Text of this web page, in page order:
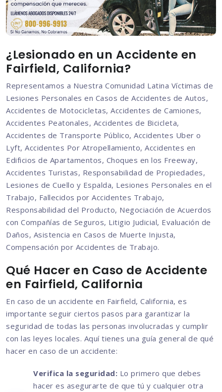
¿Lesionado en un Accidente en
Fairfield, California?
Representamos a Nuestra Comunidad Latina Víctimas de
Lesiones Personales en Casos de Accidentes de Autos,
Accidentes de Motocicletas, Accidentes de Camiones,
Accidentes Peatonales, Accidentes de Bicicleta,
Accidentes de Transporte Público, Accidentes Uber o
Lyft, Accidentes Por Atropellamiento, Accidentes en
Edificios de Apartamentos, Choques en los Freeway,
Accidentes Turistas, Responsabilidad de Propiedades,
Lesiones de Cuello y Espalda, Lesiones Personales en el
Trabajo, Fallecidos por Accidentes Trabajo,
Responsabilidad del Producto, Negociación de Acuerdos
con Compañías de Seguros, Litigio Judicial, Evaluación de
Daños, Asistencia en Casos de Muerte Injusta,
Compensación por Accidentes de Trabajo.
Qué Hacer en Caso de Accidente
en Fairfield, California
En caso de un accidente en Fairfield, California, es
importante seguir ciertos pasos para garantizar la
seguridad de todas las personas involucradas y cumplir
con las leyes locales. Aquí tienes una guía general de qué
hacer en caso de un accidente:
Verifica la seguridad: Lo primero que debes
hacer es asegurarte de que tú y cualquier otra